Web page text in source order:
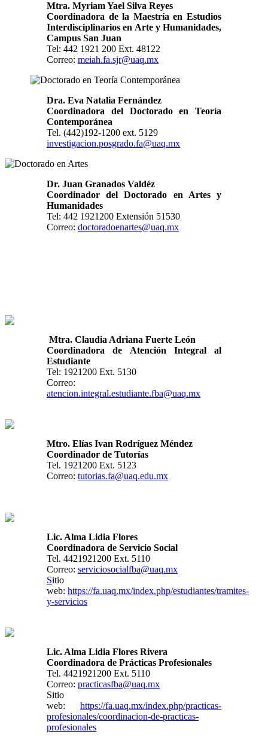
Mtra. Myriam Yael Silva Reyes
Coordinadora de la Maestría en Estudios
Interdisciplinarios en Arte y Humanidades,
Campus San Juan
Tel: 442 1921 200 Ext. 48122
Correo: meiah.fa.sjr@uaq.mx
Dra. Eva Natalia Fernández
Coordinadora del Doctorado en Teoría
Contemporánea
Tel. (442)192-1200 ext. 5129
investigacion.posgrado.fa@uaq.mx
Dr. Juan Granados Valdéz
Coordinador del Doctorado en Artes y
Humanidades
Tel: 442 1921200 Extensión 51530
Correo: doctoradoenartes@uaq.mx
Mtra. Claudia Adriana Fuerte León
Coordinadora de Atención Integral al
Estudiante
Tel: 1921200 Ext. 5130
Correo:
atencion.integral.estudiante.fba@uaq.mx
Mtro. Elías Ivan Rodríguez Méndez
Coordinador de Tutorías
Tel. 1921200 Ext. 5123
Correo: tutorias.fa@uaq.edu.mx
Lic. Alma Lidia Flores
Coordinadora de Servicio Social
Tel. 4421921200 Ext. 5110
Correo: serviciosocialfba@uaq.mx
Sitio
web: https://fa.uaq.mx/index.php/estudiantes/tramites-
y-servicios
Lic. Alma Lidia Flores Rivera
Coordinadora de Prácticas Profesionales
Tel. 4421921200 Ext. 5110
Correo: practicasfba@uaq.mx
Sitio
web: https://fa.uaq.mx/index.php/practicas-
profesionales/coordinacion-de-practicas-
profesionales